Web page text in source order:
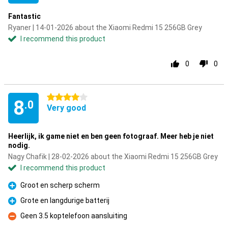
Fantastic
Ryaner | 14-01-2026 about the Xiaomi Redmi 15 256GB Grey
I recommend this product
0 0
8.0
4 stars
Very good
Heerlijk, ik game niet en ben geen fotograaf. Meer heb je niet
nodig.
Nagy Chafik | 28-02-2026 about the Xiaomi Redmi 15 256GB Grey
I recommend this product
Pro
Groot en scherp scherm
Pro
Grote en langdurige batterij
Con
Geen 3.5 koptelefoon aansluiting